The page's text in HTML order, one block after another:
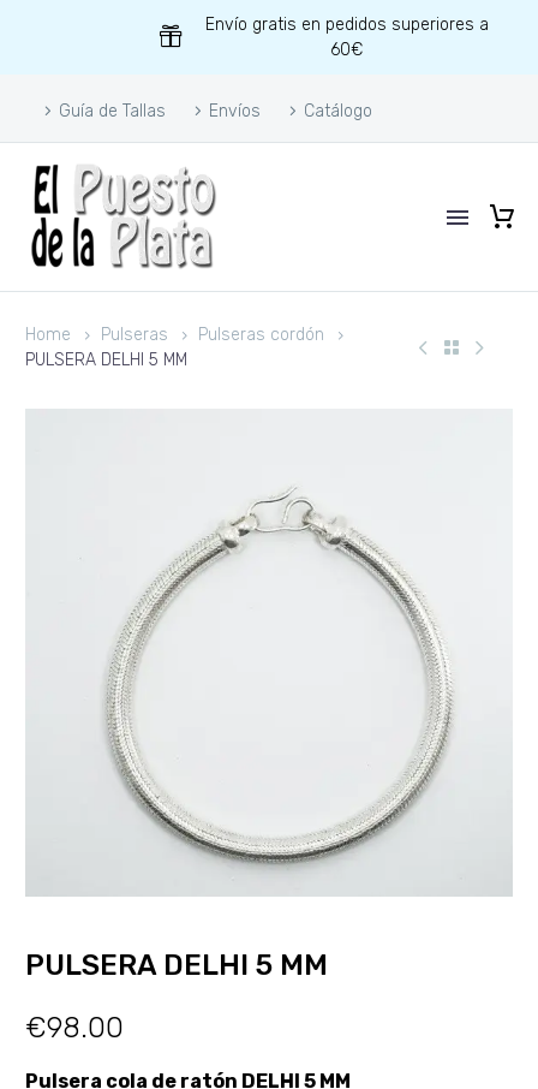
Envío gratis en pedidos superiores a
60€
Guía de Tallas Envíos Catálogo
Home Pulseras
Pulseras cordón
PULSERA DELHI 5 MM
PULSERA DELHI 5 MM
€98.00
Pulsera cola de ratón DELHI 5 MM